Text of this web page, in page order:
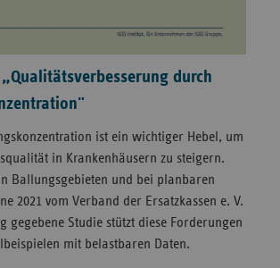
„Qualitätsverbesserung durch
ist ein wichtiger Hebel, um
in Krankenhäusern zu steigern.
Ballungsgebieten und bei planbaren
2021 vom Verband der Ersatzkassen e. V.
gegebene Studie stützt diese Forderungen
mit belastbaren Daten.